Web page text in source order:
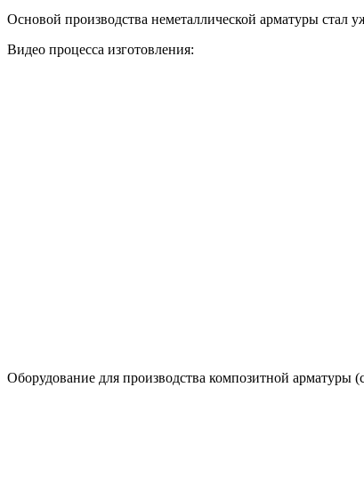
Основой производства неметаллической арматуры стал
Видео процесса изготовления:
Оборудование для производства композитной арматуры